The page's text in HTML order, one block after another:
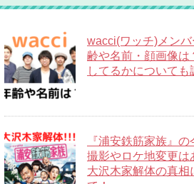
wacci(ワッチ)メン
齢や名前・顔画像は
してるかについても
『浦安鉄筋家族』の
撮影やロケ地変更は
大沢木家解体の真相